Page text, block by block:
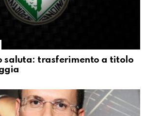
saluta: trasferimento a titolo